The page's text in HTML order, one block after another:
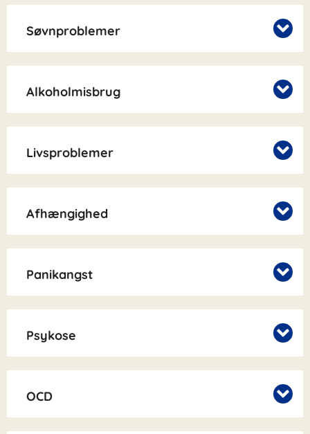
Søvnproblemer
Alkoholmisbrug
Livsproblemer
Afhængighed
Panikangst
Psykose
OCD